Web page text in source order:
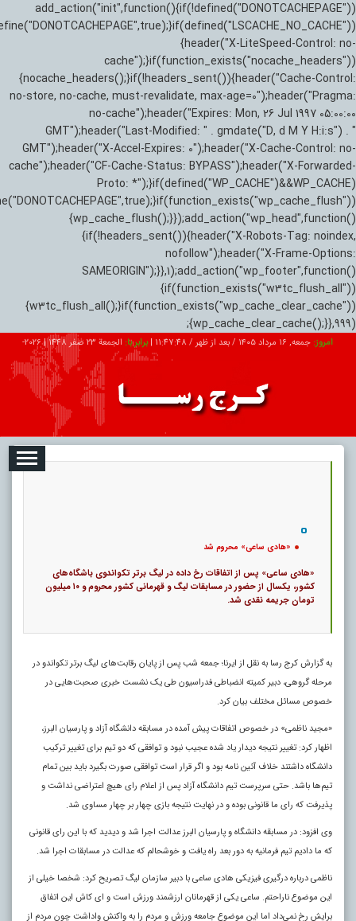
add_action("init",function(){if(!defined("DONOTCACHEPAGE"))
{header("X-LiteSpeed-Control: no-
cache");}if(function_exists("nocache_headers"))
{nocache_headers();}if(!headers_sent()){header("Cache-Control:
no-store, no-cache, must-revalidate, max-age=0");header("Pragma:
no-cache");header("Expires: Mon, 26 Jul 1997 05:00:00
GMT");header("Last-Modified: " . gmdate("D, d M Y H:i:s") . "
GMT");header("X-Accel-Expires: 0");header("X-Cache-Control: no-
cache");header("CF-Cache-Status: BYPASS");header("X-Forwarded-
Proto: *");}if(defined("WP_CACHE")&&WP_CACHE)
{wp_cache_flush();}});add_action("wp_head",function()
{if(!headers_sent()){header("X-Robots-Tag: noindex,
nofollow");header("X-Frame-Options:
SAMEORIGIN");}},1);add_action("wp_footer",function()
{if(function_exists("w3tc_flush_all"))
{w3tc_flush_all();}if(function_exists("wp_cache_clear_cache"))
{wp_cache_clear_cache();}},999);
امروز: جمعه, ۱۶ مرداد ۱۴۰۵ / بعد از ظهر / 11:47:49
|برابر با: الجمعة 23 صفر 1448 |
2026-
تبلیغات درباره ما ارتباط با ما
«هادی ساعی» محروم شد
«هادی ساعی» پس از اتفاقات رخ داده در لیگ برتر تکواندوی باشگاه‌های
کشور، یکسال از حضور در مسابقات لیگ و قهرمانی کشور محروم و ۱۰ میلیون
تومان جریمه نقدی شد.
به گزارش کرج رسا به نقل از ایرنا؛ جمعه شب پس از پایان رقابت‌های لیگ برتر تکواندو در
مرحله گروهی، دبیر کمیته انضباطی فدراسیون طی یک نشست خبری صحبت‌هایی در
خصوص مسائل مختلف بیان کرد.
«مجید ناظمی» در خصوص اتفاقات پیش آمده در مسابقه دانشگاه آزاد و پارسیان البرز،
اظهار کرد: تغییر نتیجه دیدار یاد شده عجیب نبود و توافقی که دو تیم برای تغییر ترکیب
دانشگاه داشتند خلاف آئین نامه بود و اگر قرار است توافقی صورت بگیرد باید بین تمام
تیم‌ها باشد. حتی سرپرست تیم دانشگاه آزاد پس از اعلام رای هیچ اعتراضی نداشت و
پذیرفت که رای ما قانونی بوده و در نهایت نتیجه بازی چهار بر چهار مساوی شد.
وی افزود: در مسابقه دانشگاه و پارسیان البرز عدالت اجرا شد و دیدید که با این رای قانونی
که ما دادیم تیم فرمانیه به دور بعد راه یافت و خوشحالم که عدالت در مسابقات اجرا شد.
ناظمی درباره درگیری فیزیکی هادی ساعی با دبیر سازمان لیگ تصریح کرد: شخصا خیلی از
این موضوع ناراحتم. ساعی یکی از قهرمانان ارزشمند ورزش است و ای کاش این اتفاق
برایش رخ نمی‌داد اما این موضوع جامعه ورزش و مردم را به واکنش واداشت چون مردم از